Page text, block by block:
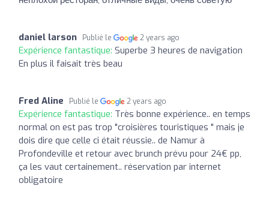
daniel larson Publié le 2 years ago
Expérience fantastique: Superbe 3 heures de navigation
En plus il faisait très beau
Fred Aline Publié le 2 years ago
Expérience fantastique: Très bonne expérience.. en temps
normal on est pas trop "croisières touristiques " mais je
dois dire que celle ci était réussie.. de Namur à
Profondeville et retour avec brunch prévu pour 24€ pp,
ça les vaut certainement.. réservation par internet
obligatoire